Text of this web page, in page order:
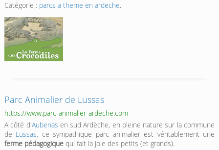
Catégorie : parcs a theme en ardeche.
Parc Animalier de Lussas
https://www.parc-animalier-ardeche.com
A côté d'Aubenas en sud Ardèche, en pleine nature sur la commune
de Lussas, ce sympathique parc animalier est véritablement une
ferme pédagogiquequi fait la joie des petits (et grands).